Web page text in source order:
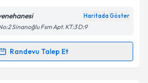
işlenmesine ilişkinAydınlatma
ve kişisel verilerimin belirtilen
işlenmesini kabul ediyorum.
Haritada Göster
Sinanoğlu Fsm Apt. KT:3 D:9
Randevu Talep Et
Talebi